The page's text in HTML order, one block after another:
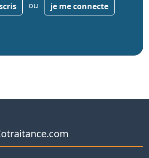
ou je me connecte